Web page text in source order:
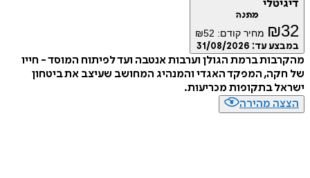
דיגיטלי
מתנה
₪32 מחיר קודם: ₪52
במבצע עד: 31/08/2026
מהקרבות ברמת הגולן וערבות אנטבה ועד לפיתוח המוסד - חייו
של חקה, המפקד האגדי והמנהיג המחושב שעיצב את ביטחון
ישראל בתקופות מכריעות.
הצצה מהירה